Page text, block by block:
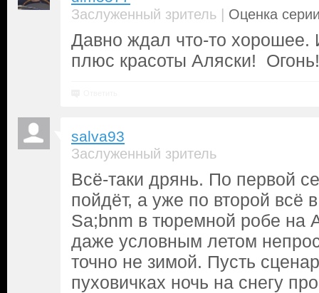
Заслуженный зритель | Оценка
Давно ждал что-то хорошее.
плюс красоты Аляски! Огонь!
salva93
Заслуженный зритель
Всё-таки дрянь. По первой
пойдёт, а уже по второй всё
Sa;bnm в тюремной робе на
даже условным летом
точно не зимой. Пусть
пуховичках ночь на снегу